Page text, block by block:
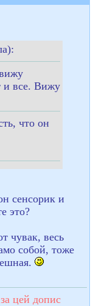
и все. Вижу
что он
сенсорик и
это?
чувак, весь
собой, тоже
цей допис